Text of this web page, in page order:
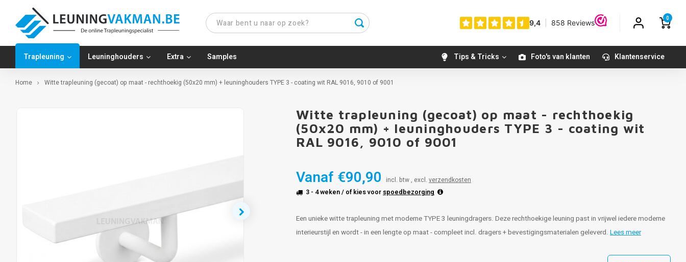
0
Trapleuning Leuninghouders Extra Samples Tips & Tricks Foto's van klanten Klantenservice
Home Witte trapleuning (gecoat) op maat - rechthoekig (50x20 mm) + leuninghouders TYPE 3 - coating wit RAL 9016, 9010 of 9001
Witte trapleuning (gecoat) op maat - rechthoekig
(50x20 mm) + leuninghouders TYPE 3 - coating wit
RAL 9016, 9010 of 9001
Vanaf €90,90 incl. btw , excl. verzendkosten
3 - 4 weken/ of kies voor spoedbezorging
Een unieke witte trapleuning met moderne TYPE 3 leuningdragers. Deze rechthoekige leuning past in vrijwel iedere moderne
interieurstijl en wordt - in een lengte op maat - compleet incl. dragers + bevestigingsmaterialen geleverd. Lees meer